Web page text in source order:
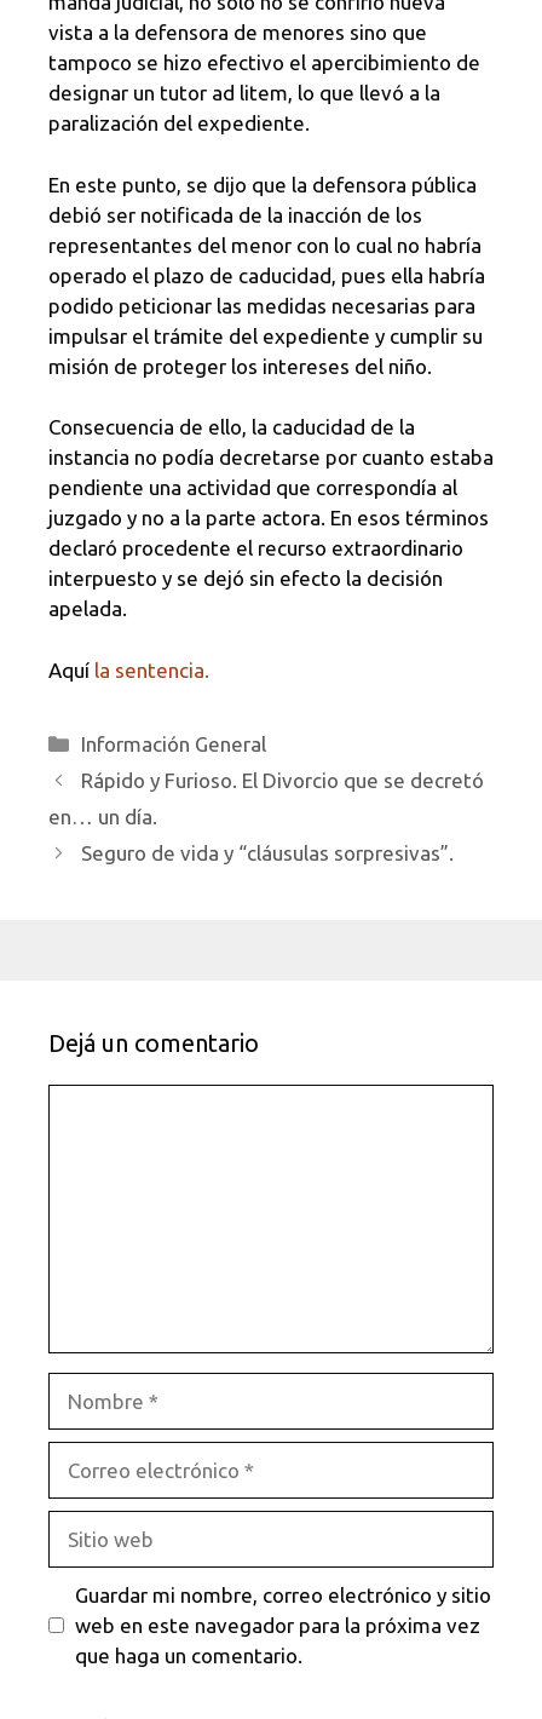
vista a la defensora de menores sino que
tampoco se hizo efectivo el apercibimiento de
designar un tutor ad litem, lo que llevó a la
paralización del expediente.
En este punto, se dijo que la defensora pública
debió ser notificada de la inacción de los
representantes del menor con lo cual no habría
operado el plazo de caducidad, pues ella habría
podido peticionar las medidas necesarias para
impulsar el trámite del expediente y cumplir su
misión de proteger los intereses del niño.
Consecuencia de ello, la caducidad de la
instancia no podía decretarse por cuanto estaba
pendiente una actividad que correspondía al
juzgado y no a la parte actora. En esos términos
declaró procedente el recurso extraordinario
interpuesto y se dejó sin efecto la decisión
apelada.
Aquí la sentencia.
Categorías
Información General
Rápido y Furioso. El Divorcio que se decretó
en… un día.
Seguro de vida y “cláusulas sorpresivas”.
Dejá un comentario
electrónico
web
Guardar mi nombre, correo electrónico y sitio
web en este navegador para la próxima vez
que haga un comentario.